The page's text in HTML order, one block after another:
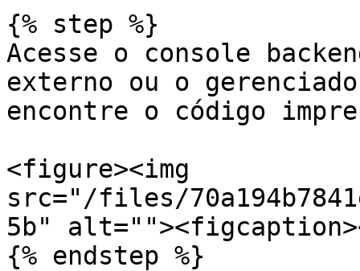
{% step %}
Acesse o console
externo ou o
encontre o código
<figure><img
src="/files/
5b"
{% endstep %}